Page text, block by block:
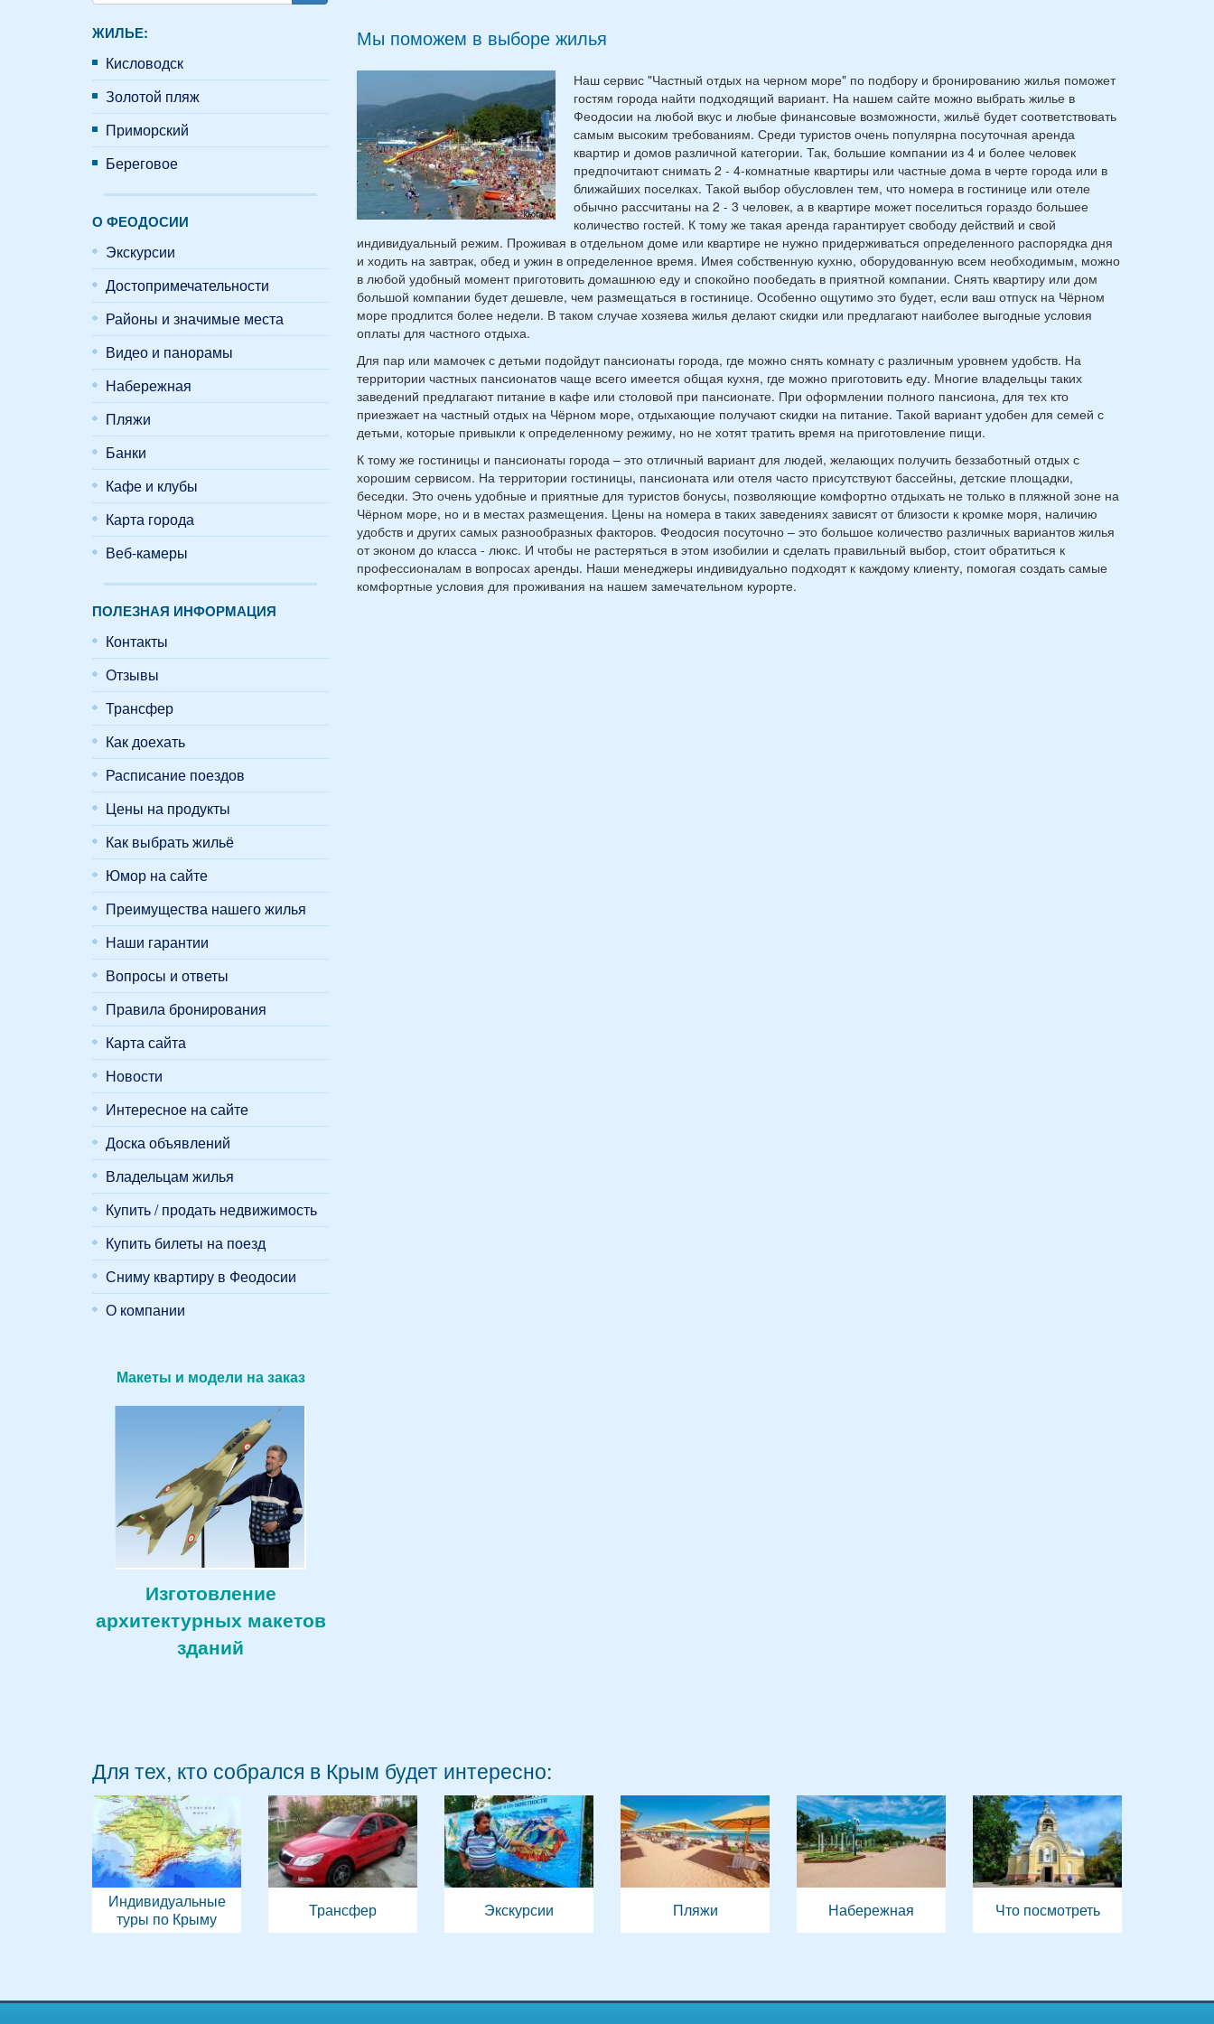
ЖИЛЬЕ:
Кисловодск
Золотой пляж
Приморский
Береговое
О ФЕОДОСИИ
Экскурсии
Достопримечательности
Районы и значимые места
Видео и панорамы
Набережная
Пляжи
Банки
Кафе и клубы
Карта города
Веб-камеры
ПОЛЕЗНАЯ ИНФОРМАЦИЯ
Контакты
Отзывы
Трансфер
Как доехать
Расписание поездов
Цены на продукты
Как выбрать жильё
Юмор на сайте
Преимущества нашего жилья
Наши гарантии
Вопросы и ответы
Правила бронирования
Карта сайта
Новости
Интересное на сайте
Доска объявлений
Владельцам жилья
Купить / продать недвижимость
Купить билеты на поезд
Сниму квартиру в Феодосии
О компании
Макеты и модели на заказ
Изготовление
архитектурных макетов
зданий
Мы поможем в выборе жилья
Наш сервис "Частный отдых на черном море" по подбору и бронированию жилья поможет
гостям города найти подходящий вариант. На нашем сайте можно выбрать жилье в
Феодосии на любой вкус и любые финансовые возможности, жильё будет соответствовать
самым высоким требованиям. Среди туристов очень популярна посуточная аренда
квартир и домов различной категории. Так, большие компании из 4 и более человек
предпочитают снимать 2 - 4-комнатные квартиры или частные дома в черте города или в
ближайших поселках. Такой выбор обусловлен тем, что номера в гостинице или отеле
обычно рассчитаны на 2 - 3 человек, а в квартире может поселиться гораздо большее
количество гостей. К тому же такая аренда гарантирует свободу действий и свой
индивидуальный режим. Проживая в отдельном доме или квартире не нужно придерживаться определенного распорядка дня
и ходить на завтрак, обед и ужин в определенное время. Имея собственную кухню, оборудованную всем необходимым, можно
в любой удобный момент приготовить домашнюю еду и спокойно пообедать в приятной компании. Снять квартиру или дом
большой компании будет дешевле, чем размещаться в гостинице. Особенно ощутимо это будет, если ваш отпуск на Чёрном
море продлится более недели. В таком случае хозяева жилья делают скидки или предлагают наиболее выгодные условия
оплаты для частного отдыха.
Для пар или мамочек с детьми подойдут пансионаты города, где можно снять комнату с различным уровнем удобств. На
территории частных пансионатов чаще всего имеется общая кухня, где можно приготовить еду. Многие владельцы таких
заведений предлагают питание в кафе или столовой при пансионате. При оформлении полного пансиона, для тех кто
приезжает на частный отдых на Чёрном море, отдыхающие получают скидки на питание. Такой вариант удобен для семей с
детьми, которые привыкли к определенному режиму, но не хотят тратить время на приготовление пищи.
К тому же гостиницы и пансионаты города – это отличный вариант для людей, желающих получить беззаботный отдых с
хорошим сервисом. На территории гостиницы, пансионата или отеля часто присутствуют бассейны, детские площадки,
беседки. Это очень удобные и приятные для туристов бонусы, позволяющие комфортно отдыхать не только в пляжной зоне на
Чёрном море, но и в местах размещения. Цены на номера в таких заведениях зависят от близости к кромке моря, наличию
удобств и других самых разнообразных факторов. Феодосия посуточно – это большое количество различных вариантов жилья
от эконом до класса - люкс. И чтобы не растеряться в этом изобилии и сделать правильный выбор, стоит обратиться к
профессионалам в вопросах аренды. Наши менеджеры индивидуально подходят к каждому клиенту, помогая создать самые
комфортные условия для проживания на нашем замечательном курорте.
Для тех, кто собрался в Крым будет интересно:
Индивидуальные
туры по Крыму
Трансфер Экскурсии Пляжи Набережная Что посмотреть